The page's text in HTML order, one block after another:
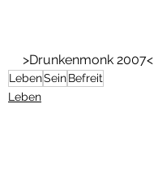
>Drunkenmonk 2007<
LebenSeinBefreit
Leben